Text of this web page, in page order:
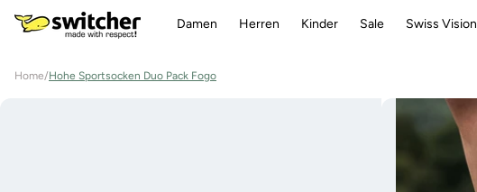
zum
Inhalt
Damen Herren Kinder Sale Swiss Vision
Home/Hohe Sportsocken Duo Pack Fogo